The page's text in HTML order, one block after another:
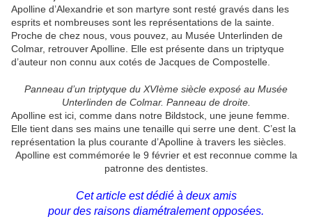
Apolline d’Alexandrie et son martyre sont resté gravés dans les
esprits et nombreuses sont les représentations de la sainte.
Proche de chez nous, vous pouvez, au Musée Unterlinden de
Colmar, retrouver Apolline. Elle est présente dans un triptyque
d’auteur non connu aux cotés de Jacques de Compostelle.
Panneau d’un triptyque du XVIème siècle exposé au Musée
Unterlinden de Colmar. Panneau de droite.
Apolline est ici, comme dans notre Bildstock, une jeune femme.
Elle tient dans ses mains une tenaille qui serre une dent. C’est la
représentation la plus courante d’Apolline à travers les siècles.
Apollineest commémorée le 9 févrieret est reconnue comme la
patronne des dentistes.
Cet article est dédié à deux amis
pour des raisons diamétralement opposées.